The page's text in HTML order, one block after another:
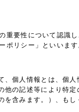
重要性について認識
ポリシー」といいま
、個人情報とは、個
他の記述等により特
を含みます。）、も